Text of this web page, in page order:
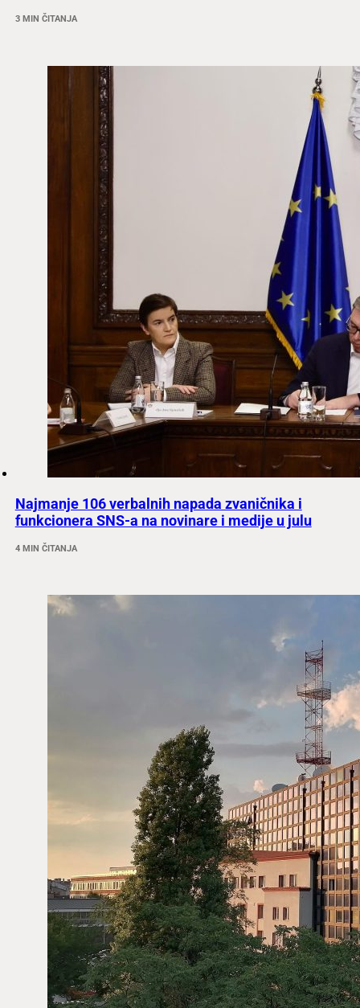
3 MIN ČITANJA
Najmanje 106 verbalnih napada zvaničnika i
funkcionera SNS-a na novinare i medije u julu
4 MIN ČITANJA